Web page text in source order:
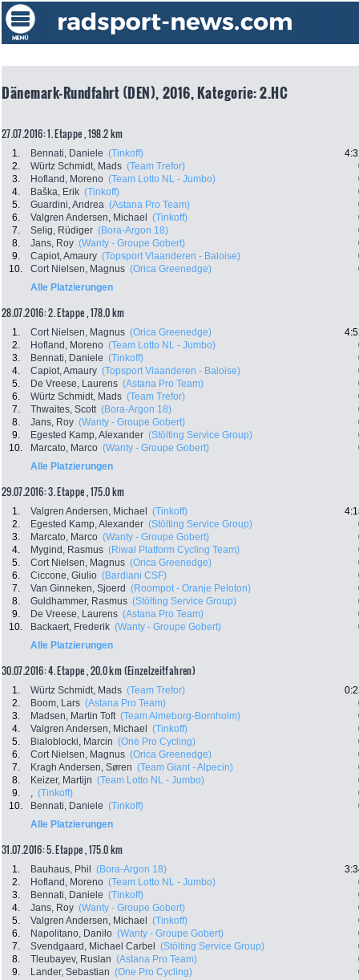
Dänemark-Rundfahrt (DEN), 2016, Kategorie: 2.HC
27.07.2016: 1. Etappe , 198.2 km
1. Bennati, Daniele (Tinkoff)
2.
Würtz Schmidt, Mads (Team Trefor)
3.
Hofland, Moreno (Team Lotto NL - Jumbo)
4.
Baška, Erik (Tinkoff)
5.
Guardini, Andrea (Astana Pro Team)
6.
Valgren Andersen, Michael (Tinkoff)
7.
Selig, Rüdiger (Bora-Argon 18)
8.
Jans, Roy (Wanty - Groupe Gobert)
9.
Capiot, Amaury (Topsport Vlaanderen - Baloise)
10.
Cort Nielsen, Magnus (Orica Greenedge)
Alle Platzierungen
28.07.2016: 2. Etappe , 178.0 km
1. Cort Nielsen, Magnus (Orica Greenedge)
2.
Hofland, Moreno (Team Lotto NL - Jumbo)
3.
Bennati, Daniele (Tinkoff)
4.
Capiot, Amaury (Topsport Vlaanderen - Baloise)
5.
De Vreese, Laurens (Astana Pro Team)
6.
Würtz Schmidt, Mads (Team Trefor)
7.
Thwaites, Scott (Bora-Argon 18)
8.
Jans, Roy (Wanty - Groupe Gobert)
9.
Egested Kamp, Alexander (Stölting Service Group)
10.
Marcato, Marco (Wanty - Groupe Gobert)
Alle Platzierungen
29.07.2016: 3. Etappe , 175.0 km
1. Valgren Andersen, Michael (Tinkoff)
2.
Egested Kamp, Alexander (Stölting Service Group)
3.
Marcato, Marco (Wanty - Groupe Gobert)
4.
Mygind, Rasmus (Riwal Platform Cycling Team)
5.
Cort Nielsen, Magnus (Orica Greenedge)
6.
Ciccone, Giulio (Bardiani CSF)
7.
Van Ginneken, Sjoerd (Roompot - Oranje Peloton)
8.
Guldhammer, Rasmus (Stölting Service Group)
9.
De Vreese, Laurens (Astana Pro Team)
10.
Backaert, Frederik (Wanty - Groupe Gobert)
Alle Platzierungen
30.07.2016: 4. Etappe , 20.0 km (Einzelzeitfahren)
1. Würtz Schmidt, Mads (Team Trefor)
2.
Boom, Lars (Astana Pro Team)
3.
Madsen, Martin Toft (Team Almeborg-Bornholm)
4.
Valgren Andersen, Michael (Tinkoff)
5.
Bialoblocki, Marcin (One Pro Cycling)
6.
Cort Nielsen, Magnus (Orica Greenedge)
7.
Kragh Andersen, Søren (Team Giant - Alpecin)
8.
Keizer, Martijn (Team Lotto NL - Jumbo)
9.
, (Tinkoff)
10.
Bennati, Daniele (Tinkoff)
Alle Platzierungen
31.07.2016: 5. Etappe , 175.0 km
1. Bauhaus, Phil (Bora-Argon 18)
2.
Hofland, Moreno (Team Lotto NL - Jumbo)
3.
Bennati, Daniele (Tinkoff)
4.
Jans, Roy (Wanty - Groupe Gobert)
5.
Valgren Andersen, Michael (Tinkoff)
6.
Napolitano, Danilo (Wanty - Groupe Gobert)
7.
Svendgaard, Michael Carbel (Stölting Service Group)
8.
Tleubayev, Ruslan (Astana Pro Team)
9.
Lander, Sebastian (One Pro Cycling)